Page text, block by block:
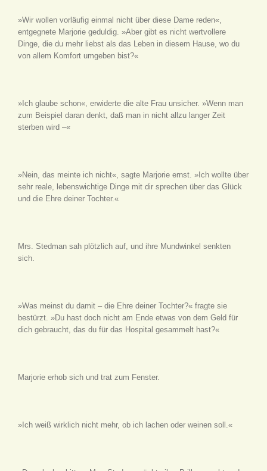
»Wir wollen vorläufig einmal nicht über diese Dame reden«,
entgegnete Marjorie geduldig. »Aber gibt es nicht wertvollere
Dinge, die du mehr liebst als das Leben in diesem Hause, wo du
von allem Komfort umgeben bist?«
»Ich glaube schon«, erwiderte die alte Frau unsicher. »Wenn man
zum Beispiel daran denkt, daß man in nicht allzu langer Zeit
sterben wird –«
»Nein, das meinte ich nicht«, sagte Marjorie ernst. »Ich wollte über
sehr reale, lebenswichtige Dinge mit dir sprechen über das Glück
und die Ehre deiner Tochter.«
Mrs. Stedman sah plötzlich auf, und ihre Mundwinkel senkten
sich.
»Was meinst du damit – die Ehre deiner Tochter?« fragte sie
bestürzt. »Du hast doch nicht am Ende etwas von dem Geld für
dich gebraucht, das du für das Hospital gesammelt hast?«
Marjorie erhob sich und trat zum Fenster.
»Ich weiß wirklich nicht mehr, ob ich lachen oder weinen soll.«